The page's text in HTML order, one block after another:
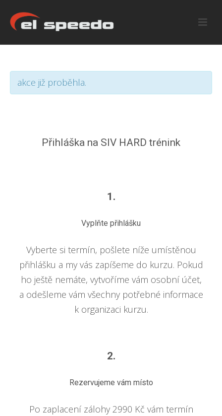
akce již proběhla.
Přihláška na SIV HARD trénink
1.
Vyplňte přihlášku
Vyberte si termín, pošlete níže umístěnou
přihlášku a my vás zapíšeme do kurzu. Pokud
ho ještě nemáte, vytvoříme vám osobní účet,
a odešleme vám všechny potřebné informace
k organizaci kurzu.
2.
Rezervujeme vám místo
Po zaplacení zálohy 2990 Kč vám termín